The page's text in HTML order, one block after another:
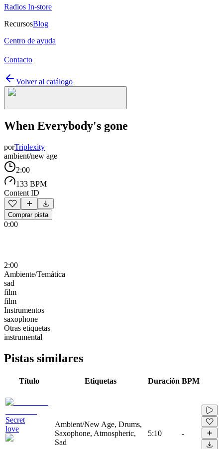
Radios In-store
RecursosBlog
Centro de ayuda
Contacto
Volver al catálogo
When Everybody's gone
porTriplexity
ambient/new age
2:00
133 BPM
Content ID
Comprar pista
0:00
2:00
Ambiente/Temática
sad
film
film
Instrumentos
saxophone
Otras etiquetas
instrumental
Pistas similares
Título Etiquetas Duración BPM
Secret
love
Ambient/New Age, Drums,
Saxophone, Atmospheric,
Sad
5:10 -